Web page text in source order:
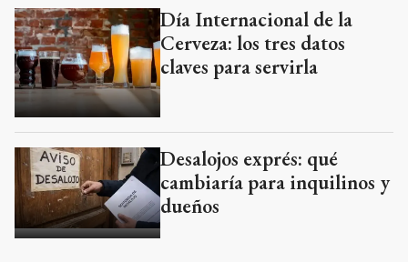
Día Internacional de la
Cerveza: los tres datos
claves para servirla
Desalojos exprés: qué
cambiaría para inquilinos y
dueños